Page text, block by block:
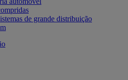
de grande distribuição